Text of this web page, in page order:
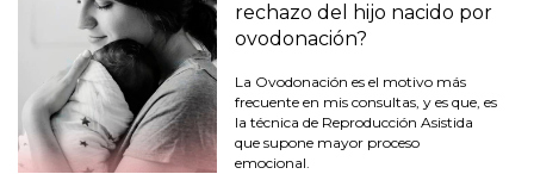
rechazo del hijo nacido por
ovodonación?
La Ovodonación es el motivo más
frecuente en mis consultas, y es que, es
la técnica de Reproducción Asistida
que supone mayor proceso
emocional.